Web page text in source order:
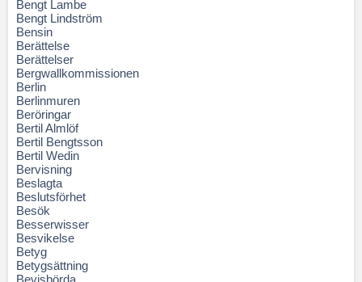
Bengt Lambe
Bengt Lindström
Bensin
Berättelse
Berättelser
Bergwallkommissionen
Berlin
Berlinmuren
Beröringar
Bertil Almlöf
Bertil Bengtsson
Bertil Wedin
Bervisning
Beslagta
Beslutsförhet
Besök
Besserwisser
Besvikelse
Betyg
Betygsättning
Bevisbörda